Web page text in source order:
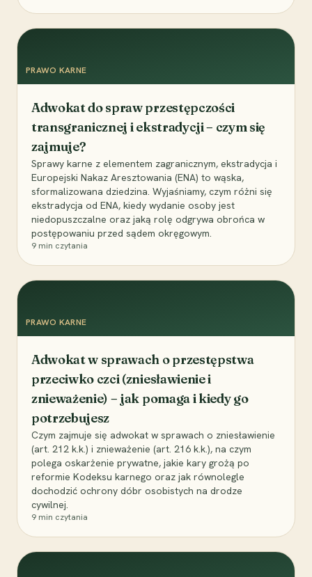
PRAWO KARNE
Adwokat do spraw przestępczości
transgranicznej i ekstradycji – czym się
zajmuje?
Sprawy karne z elementem zagranicznym, ekstradycja i
Europejski Nakaz Aresztowania (ENA) to wąska,
sformalizowana dziedzina. Wyjaśniamy, czym różni się
ekstradycja od ENA, kiedy wydanie osoby jest
niedopuszczalne oraz jaką rolę odgrywa obrońca w
postępowaniu przed sądem okręgowym.
9 min czytania
PRAWO KARNE
Adwokat w sprawach o przestępstwa
przeciwko czci (zniesławienie i
znieważenie) – jak pomaga i kiedy go
potrzebujesz
Czym zajmuje się adwokat w sprawach o zniesławienie
(art. 212 k.k.) i znieważenie (art. 216 k.k.), na czym
polega oskarżenie prywatne, jakie kary grożą po
reformie Kodeksu karnego oraz jak równolegle
dochodzić ochrony dóbr osobistych na drodze
cywilnej.
9 min czytania